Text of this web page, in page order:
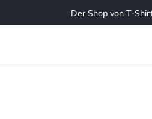
Der Shop von T-